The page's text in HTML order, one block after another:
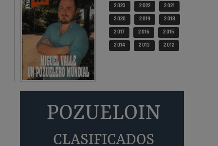
hijos y no solamente jóvenes que no es tan …
Pozuelo de Alarcón
Pozuelo desbloquea
definitivamente Huerta
Grande: las obras …
Donde pueden inscribirse las personas empadronados
Pozuelo desbloquea
definitivamente Huerta
Grande: las obras …
2 023 2 022 2 021
2 020 2 019 2 018
2 017 2 016 2 015
2 014 2 013 2 012